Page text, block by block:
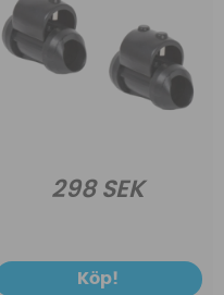
298 SEK
Köp!